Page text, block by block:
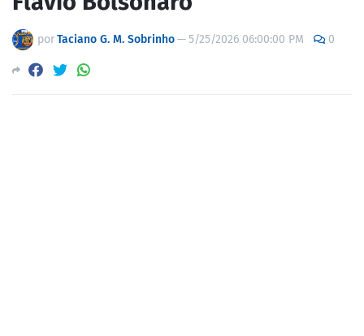
porTaciano G. M. Sobrinho—5/25/2026 06:00:00 PM 0